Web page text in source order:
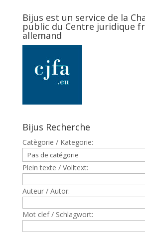
Bijus est un service de la
public du Centre juridique
allemand
Bijus Recherche
Catègorie / Kategorie:
Plein texte / Volltext:
Auteur / Autor:
Mot clef / Schlagwort: